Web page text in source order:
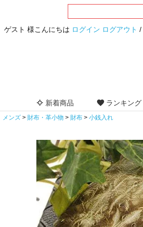
ゲスト 様こんにちは ログイン ログアウト /
新着商品 ランキング
メンズ 財布・革小物 財布 小銭入れ